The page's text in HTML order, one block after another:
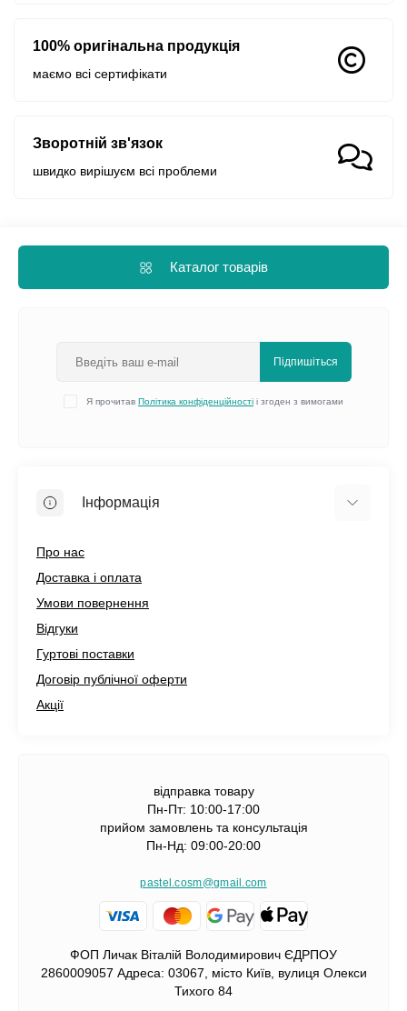
100% оригінальна продукція
маємо всі сертифікати
Зворотній зв'язок
швидко вирішуєм всі проблеми
Каталог товарів
Підпишіться
Я прочитав Політика конфіденційності і згоден з вимогами
Інформація
Про нас
Доставка і оплата
Умови повернення
Відгуки
Гуртові поставки
Договір публічної оферти
Акції
відправка товару
Пн-Пт: 10:00-17:00
прийом замовлень та консультація
Пн-Нд: 09:00-20:00
pastel.cosm@gmail.com
ФОП Личак Віталій Володимирович ЄДРПОУ
2860009057 Адреса: 03067, місто Київ, вулиця Олекси
Тихого 84